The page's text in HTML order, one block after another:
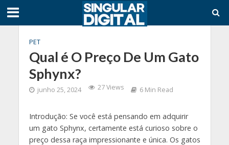
PET
Qual é O Preço De Um Gato
Sphynx?
junho 25, 2024 27 Views 6 Min Read
Introdução: Se você está pensando em adquirir
um gato Sphynx, certamente está curioso sobre o
preço dessa raça impressionante e única. Os gatos